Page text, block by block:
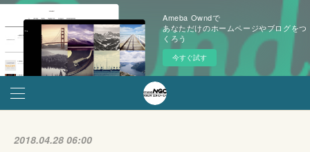
Ameba Owndで
あなただけのホームページやブログをつ
くろう
今すぐ試す
2018.04.28 06:00